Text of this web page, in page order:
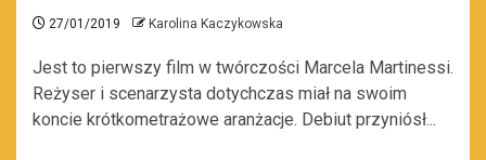
27/01/2019 Karolina Kaczykowska
Jest to pierwszy film w twórczości Marcela Martinessi.
Reżyser i scenarzysta dotychczas miał na swoim
koncie krótkometrażowe aranżacje. Debiut przyniósł...